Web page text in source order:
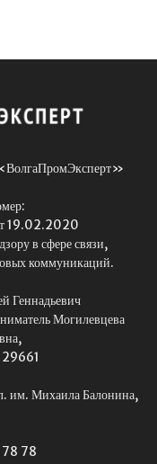
19.02.2020
в сфере связи,
коммуникаций.
Геннадьевич
Могилевцева
им. Михаила Балонина,
78 78